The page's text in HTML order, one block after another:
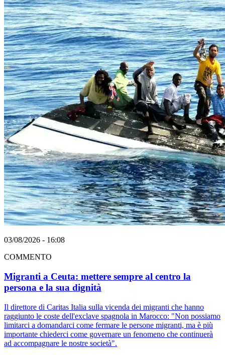
03/08/2026 - 16:08
COMMENTO
Migranti a Ceuta: mettere sempre al centro la
persona e la sua dignità
Il direttore di Caritas Italia sulla vicenda dei migranti che hanno
raggiunto le coste dell'exclave spagnola in Marocco: "Non possiamo
limitarci a domandarci come fermare le persone migranti, ma è più
importante chiederci come governare un fenomeno che continuerà
ad accompagnare le nostre società".